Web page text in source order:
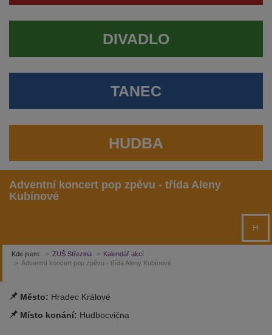
DIVADLO
TANEC
HUDBA
Adventní koncert pop zpěvu - třída Aleny
Kubínové
H
Kde jsem: ZUŠ Střezina
Kalendář akcí
Adventní koncert pop zpěvu - třída Aleny Kubínové
Město: Hradec Králové
Místo konání: Hudbocvična